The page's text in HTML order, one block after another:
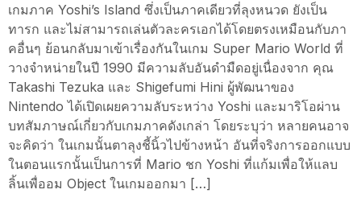
เกมภาค Yoshi’s Island ซึ่งเป็นภาคเดียวที่ลุงหนวด ยังเป็น
ทารก และไม่สามารถเล่นตัวละครเอกได้โดยตรงเหมือนกับภา
คอื่นๆ ย้อนกลับมาเข้าเรื่องกันในเกม Super Mario World ที่
วางจำหน่ายในปี 1990 มีความลับอันดำมืดอยู่เนื่องจาก คุณ
Takashi Tezuka และ Shigefumi Hini ผู้พัฒนาของ
Nintendo ได้เปิดเผยความลับระหว่าง Yoshi และมาริโอผ่าน
บทสัมภาษณ์เกี่ยวกับเกมภาคดังเกล่า โดยระบุว่า หลายคนอาจ
จะคิดว่า ในเกมนั้นตาลุงชี้นิ้วไปข้างหน้า อันที่จริงการออกแบบ
ในตอนแรกนั้นเป็นการที่ Mario ชก Yoshi ที่แก้มเพื่อให้แลบ
ลิ้นเพื่ออม Object ในเกมออกมา […]